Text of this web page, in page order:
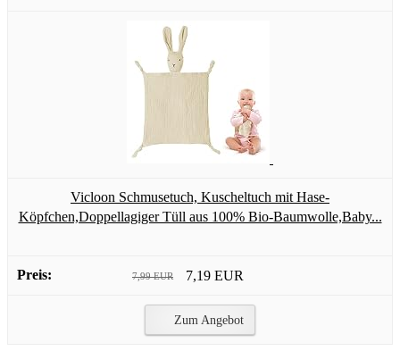
Vicloon Schmusetuch, Kuscheltuch mit Hase-
Köpfchen,Doppellagiger Tüll aus 100% Bio-Baumwolle,Baby...
7,99 EUR 7,19 EUR
Zum Angebot